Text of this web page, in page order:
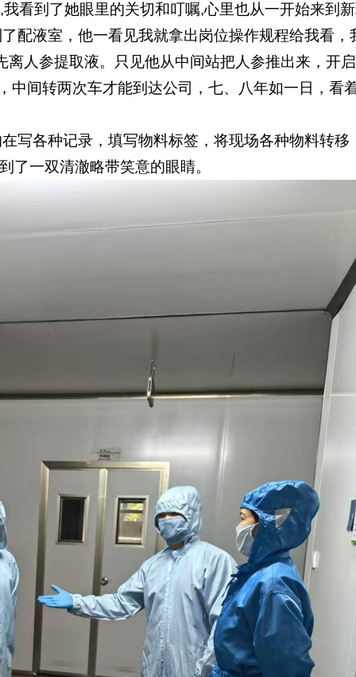
,我看到了她眼里的关切和叮嘱,心里也从一开始来到
配液室，他一看见我就拿出岗位操作规程给我看
人参提取液。只见他从中间站把人参推出来，开
中间转两次车才能到达公司，七、八年如一日，
写各种记录，填写物料标签，将现场各种物料转
了一双清澈略带笑意的眼睛。